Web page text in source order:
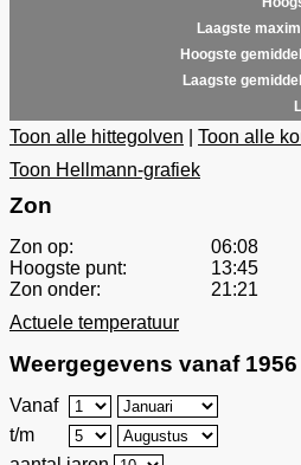
Laagste
Hoogste
Laagste
Toon alle hittegolven
Toon alle
Toon Hellmann-grafiek
Zon
Zon op:
06:08
Hoogste punt:
13:45
Zon onder:
21:21
Actuele temperatuur
Weergegevens vanaf 1956
Vanaf
t/m